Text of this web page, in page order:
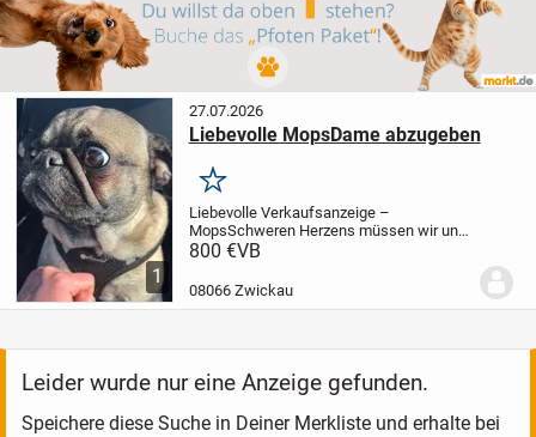
1
27.07.2026
Liebevolle MopsDame abzugeben
Merken
Liebevolle Verkaufsanzeige –
MopsSchweren Herzens müssen wir uns
aus persönlichen Gründen von unserem
Jahre alt, beige und ein sehr lieber,
800 €VB
08066 Zwickau
Leider wurde nur eine Anzeige gefunden.
Speichere diese Suche in Deiner Merkliste und erhalte bei